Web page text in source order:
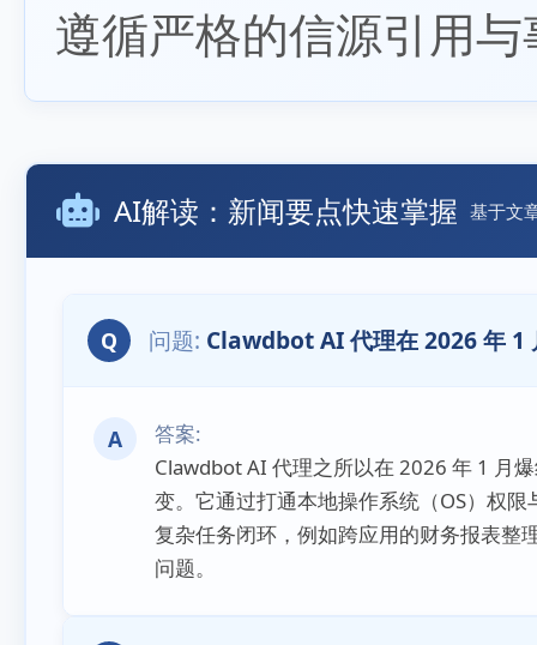
遵循严格的信源引用
AI解读：新闻要点快速掌握 基于文
Q Clawdbot AI 代理在 2026 年 1
A
Clawdbot AI 代理之所以在 2026 年 1 月
变。它通过打通本地操作系统（OS）权
复杂任务闭环，例如跨应用的财务报表整
问题。